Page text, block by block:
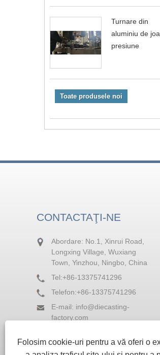
Turnare din
aluminiu de
presiune
Toate produsele noi
Folosim cookie-uri pentru a vă oferi o
CONTACTAŢI-NE
Abordare: No.1, Xinrui Road,
Longxing Village, Wuxiang
Town, Yinzhou, Ningbo, China
Tel:+86-13375741296
Telefon:+86-13375741296
E-mail: info@diecasting-
factory.com